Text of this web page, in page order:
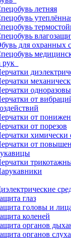
летняя
для охранных
рук
от
от
от порезов
химически
от
глаз
головы и
коленей
органов
органов слуха